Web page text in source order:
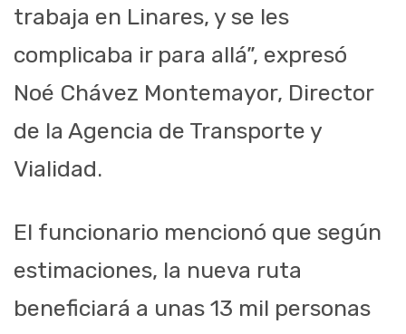
trabaja en Linares, y se les
complicaba ir para allá”, expresó
Noé Chávez Montemayor, Director
de la Agencia de Transporte y
Vialidad.
El funcionario mencionó que según
estimaciones, la nueva ruta
beneficiará a unas 13 mil personas